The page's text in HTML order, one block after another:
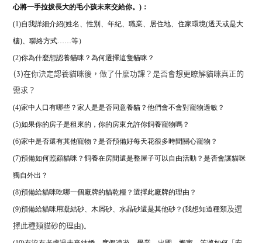
心將一手拉拔長大的毛小孩未來交給你。)：
(1)自我詳細介紹(姓名、性別、年紀、職業、居住地、住家環境(透天或是大
樓)、聯絡方式……等）
(2)你為什麼想認養貓咪？為何選擇這隻貓咪？
(3)在你決定認養貓咪後，做了什麼功課？是否會想更瞭解貓咪真正的
需求？
(4)家中人口有哪些？家人是是否同意養貓？他們會不會對寵物過敏？
(5)如果你的房子是租來的，你的房東允許你飼養寵物嗎？
(6)家中是否還有其他寵物？是否預備好每天花很多時間關心寵物？
(7)預備如何照顧貓咪？飼養在房間還是整屋子可以自由活動？是否會讓貓咪
獨自外出？
(8)預備給貓咪吃哪一個廠牌的貓乾糧？ 選擇此廠牌的理由？
(9)預備給貓咪用凝結砂、木屑砂、水晶砂還是其他砂？(我想知道種類及選
擇此種類貓砂的理由)。